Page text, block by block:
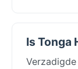
Is Tonga